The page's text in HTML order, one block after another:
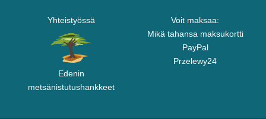
Yhteistyössä
Edenin
metsänistutushankkeet
Voit maksaa:
Mikä tahansa maksukortti
PayPal
Przelewy24